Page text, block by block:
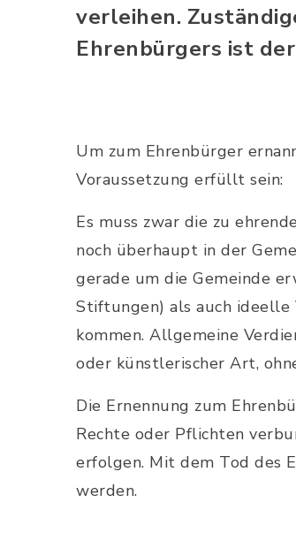
verleihen.
Ehrenbürgers ist
Um zum Ehrenbürger
Voraussetzung erfüllt sein:
Es muss zwar die zu
noch überhaupt in der
gerade um die Gemeinde
Stiftungen) als auch
kommen. Allgemeine
oder künstlerischer Art,
Die Ernennung zum
Rechte oder Pflichten
erfolgen. Mit dem Tod des
werden.